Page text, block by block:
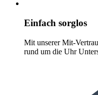
Einfach sorglos
Mit unserer Mit-
rund um die Uhr